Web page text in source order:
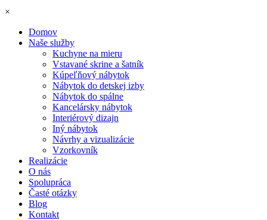
×
Domov
Naše služby
Kuchyne na mieru
Vstavané skrine a šatník
Kúpeľňový nábytok
Nábytok do detskej izby
Nábytok do spálne
Kancelársky nábytok
Interiérový dizajn
Iný nábytok
Návrhy a vizualizácie
Vzorkovník
Realizácie
O nás
Spolupráca
Časté otázky
Blog
Kontakt